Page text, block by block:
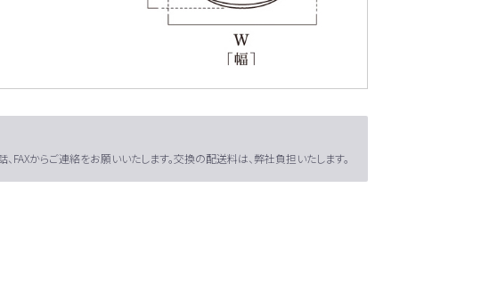
からご連絡をお願いいたします。交換の配送料は、弊社負担いたします。